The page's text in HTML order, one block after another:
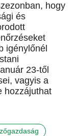
hogy
és
igénylőnél
23-től
vagyis a
hozzájuthat